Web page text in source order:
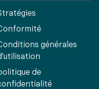
générales
de